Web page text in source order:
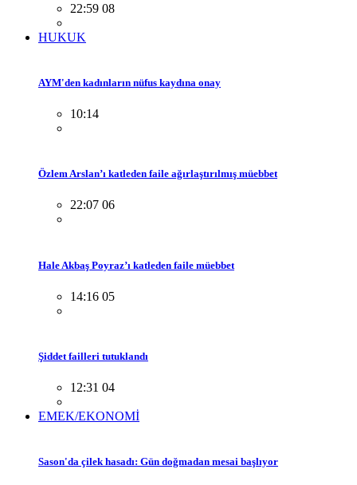
22:59 08
HUKUK
AYM'den kadınların nüfus kaydına onay
10:14
Özlem Arslan’ı katleden faile ağırlaştırılmış müebbet
22:07 06
Hale Akbaş Poyraz’ı katleden faile müebbet
14:16 05
Şiddet failleri tutuklandı
12:31 04
EMEK/EKONOMİ
Sason'da çilek hasadı: Gün doğmadan mesai başlıyor